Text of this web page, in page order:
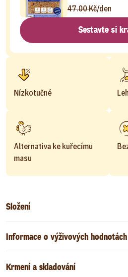
47.00 Kč/den
Sestavte si
Nízkotučné
Alternativa ke kuřecímu
masu
Složení
Informace o výživových hodnotách
Krmení a skladování